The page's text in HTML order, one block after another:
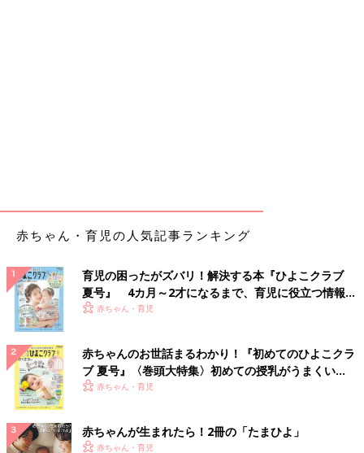
赤ちゃん・育児の人気記事ランキング
育児の困ったがズバリ！解決する本『ひよこクラブ
夏号』 4カ月～2才になるまで、育児に役立つ情報が
いっぱい！
赤ちゃん・育児
赤ちゃんのお世話まるわかり！『初めてのひよこクラ
ブ 夏号』〈巻頭大特集〉初めての授乳がうまくい
く！ おっぱい・ミルクの基本と夏のトラブル 解決テ
赤ちゃん・育児
赤ちゃんが生まれたら！2冊の「たまひよ」
赤ちゃん・育児